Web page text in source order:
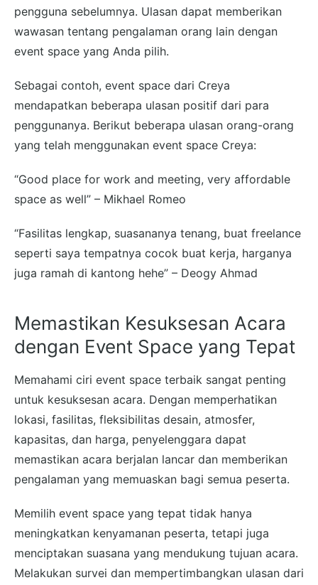
pengguna sebelumnya. Ulasan dapat memberikan
wawasan tentang pengalaman orang lain dengan
event space yang Anda pilih.
Sebagai contoh, event space dari Creya
mendapatkan beberapa ulasan positif dari para
penggunanya. Berikut beberapa ulasan orang-orang
yang telah menggunakan event space Creya:
“Good place for work and meeting, very affordable
space as well” – Mikhael Romeo
“Fasilitas lengkap, suasananya tenang, buat freelance
seperti saya tempatnya cocok buat kerja, harganya
juga ramah di kantong hehe” – Deogy Ahmad
Memastikan Kesuksesan Acara
dengan Event Space yang Tepat
Memahami ciri event space terbaik sangat penting
untuk kesuksesan acara. Dengan memperhatikan
lokasi, fasilitas, fleksibilitas desain, atmosfer,
kapasitas, dan harga, penyelenggara dapat
memastikan acara berjalan lancar dan memberikan
pengalaman yang memuaskan bagi semua peserta.
Memilih event space yang tepat tidak hanya
meningkatkan kenyamanan peserta, tetapi juga
menciptakan suasana yang mendukung tujuan acara.
Melakukan survei dan mempertimbangkan ulasan dari